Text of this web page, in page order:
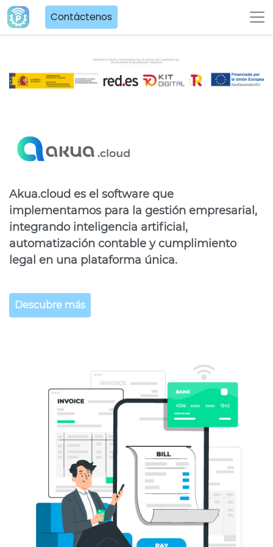
Contáctenos
Akua.cloud es el software que
implementamos para la gestión empresarial,
integrando inteligencia artificial,
automatización contable y cumplimiento
legal en una plataforma única.
Descubre más